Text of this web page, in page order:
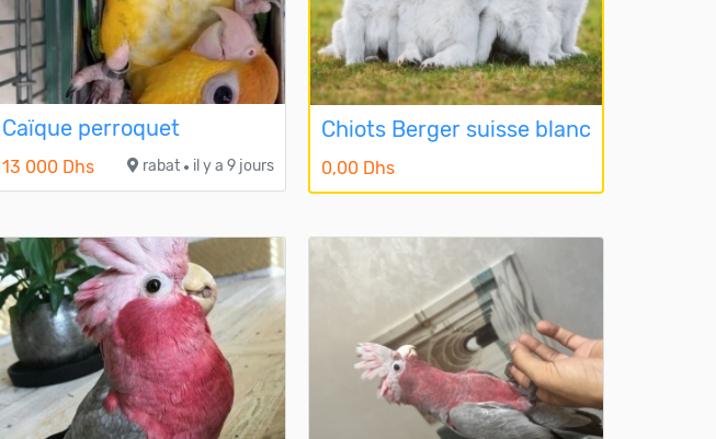
Caïque perroquet
13 000 Dhs rabat ● il y a 9 jours
Chiots Berger suisse blanc
0,00 Dhs